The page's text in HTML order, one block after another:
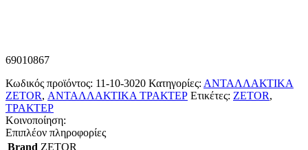
69010867
Κωδικός προϊόντος: 11-10-3020 Κατηγορίες: ΑΝΤΑΛΛΑΚΤΙΚΑ
ZETOR, ΑΝΤΑΛΛΑΚΤΙΚΑ ΤΡΑΚΤΕΡ Ετικέτες: ZETOR,
ΤΡΑΚΤΕΡ
Κοινοποίηση:
Επιπλέον πληροφορίες
Brand ZETOR